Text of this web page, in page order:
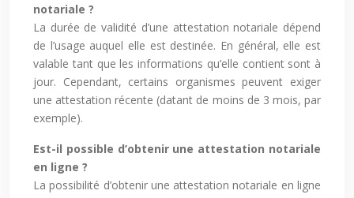
notariale ?
La durée de validité d’une attestation notariale dépend
de l’usage auquel elle est destinée. En général, elle est
valable tant que les informations qu’elle contient sont à
jour. Cependant, certains organismes peuvent exiger
une attestation récente (datant de moins de 3 mois, par
exemple).
Est-il possible d’obtenir une attestation notariale
en ligne ?
La possibilité d’obtenir une attestation notariale en ligne